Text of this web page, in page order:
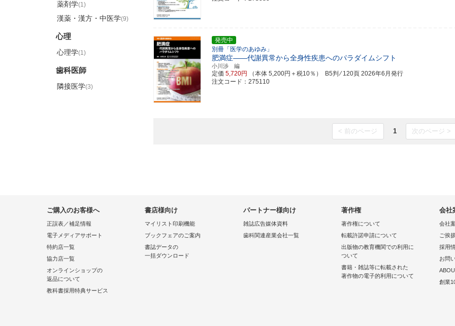
発売中
別冊「医学のあゆみ」
肥満症――代謝異常から全身性疾患へのパラダイムシフト
小川渉 編
定価 5,720円 （本体 5,200円＋税10％） B5判 ⁄ 120頁 2026年6月発行
注文コード：275110
< 前のページ 1 次のページ >
薬剤学(1)
漢薬・漢方・中医学(9)
心理
心理学(1)
歯科医師
隣接医学(3)
ご購入のお客様へ
正誤表／補足情報
電子メディアサポート
特約店一覧
協力店一覧
オンラインショップの
返品について
教科書採用特典サービス
書店様向け
マイリスト印刷機能
ブックフェアのご案内
書誌データの
一括ダウンロード
パートナー様向け
雑誌広告媒体資料
歯科関連産業会社一覧
著作権
著作権について
転載許諾申請について
出版物の教育機関での利用に
ついて
書籍・雑誌等に転載された
著作物の電子的利用について
会社
会社
ご挨
採用
お問
創業